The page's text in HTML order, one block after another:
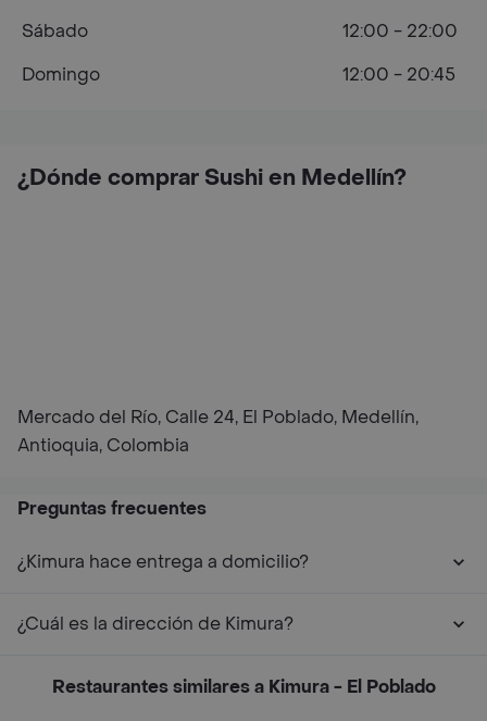
¿Dónde comprar Sushi en Medellín?
Mercado del Río, Calle 24, El Poblado, Medellín,
Antioquia, Colombia
Sábado
12:00 - 22:00
Domingo
12:00 - 20:45
Preguntas frecuentes
¿Kimura hace entrega a domicilio?
¿Cuál es la dirección de Kimura?
Restaurantes similares a Kimura - El Poblado